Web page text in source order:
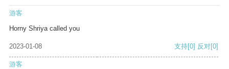
游客
Horny Shriya called you
2023-01-08 支持[0] 反对[0]
游客